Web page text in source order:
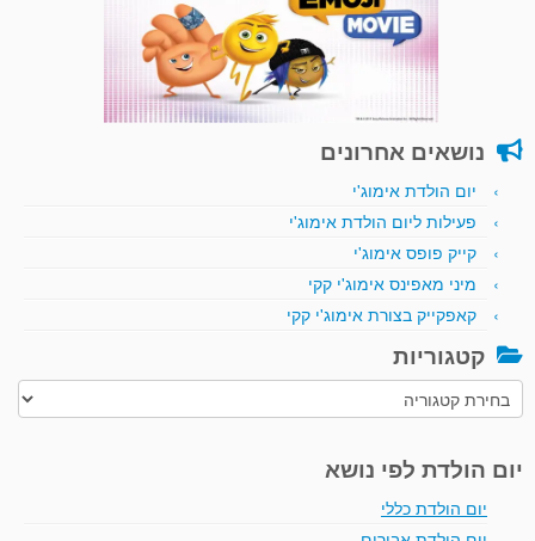
נושאים אחרונים
יום הולדת אימוג'י
פעילות ליום הולדת אימוג'י
קייק פופס אימוג'י
מיני מאפינס אימוג'י קקי
קאפקייק בצורת אימוג'י קקי
קטגוריות
קטגוריות
יום הולדת לפי נושא
יום הולדת כללי